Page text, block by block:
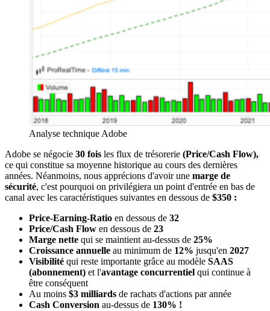
Analyse technique Adobe
Adobe se négocie 30 fois les flux de trésorerie (Price/Cash Flow),
ce qui constitue sa moyenne historique au cours des dernières
années. Néanmoins, nous apprécions d'avoir une marge de
sécurité, c'est pourquoi on privilégiera un point d'entrée en bas de
canal avec les caractéristiques suivantes en dessous de $350 :
Price-Earning-Ratio en dessous de 32
Price/Cash Flow en dessous de 23
Marge nette qui se maintient au-dessus de 25%
Croissance annuelle au minimum de 12% jusqu'en 2027
Visibilité qui reste importante grâce au modèle SAAS
(abonnement) et l'avantage concurrentiel qui continue à
être conséquent
Au moins $3 milliards de rachats d'actions par année
Cash Conversion au-dessus de 130% !